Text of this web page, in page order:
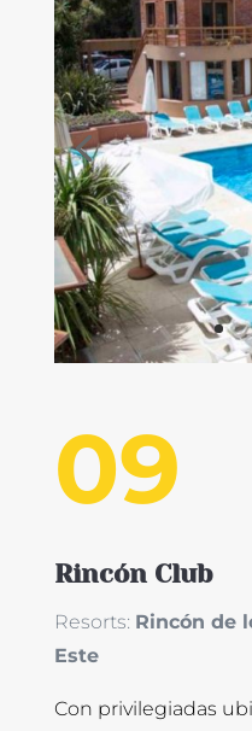
09
Rincón Club
Resorts: Rincón de
Este
Con privilegiadas